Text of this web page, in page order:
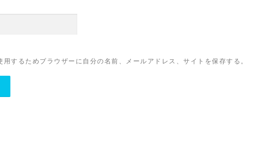
用するためブラウザーに自分の名前、メールアドレス、サイトを保存する。